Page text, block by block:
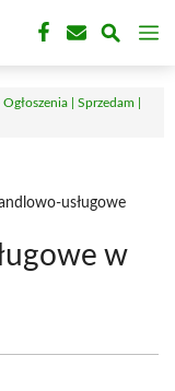
| Sprzedam |
usługowe
w